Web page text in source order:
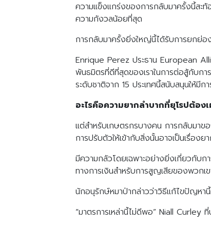
ความแข็งแกร่งของการกลับมาครั้งนี้สะ
ความกังวลน้อยที่สุด
การกลับมาครั้งยิ่งใหญ่นี้ได้รับการยกย่อ
Enrique Perez ประธาน European
พันธมิตรที่ดีที่สุดของเราในการต่อสู้กับก
ระดับชาติจาก 15 ประเทศนี้สนับสนุนให้มี
อะไรคือความยากลำบากที่ยุโรปต้อ
แต่สำหรับเกษตรกรบางคน การกลับมา
การปรับตัวให้เข้ากับสิ่งนั้นอาจเป็นเรื่องย
มีความกลัวโดยเฉพาะอย่างยิ่งเกี่ยวกับ
ทางการเงินสำหรับการสูญเสียของพวก
นักอนุรักษ์หมาป่ากล่าวว่าวิธีแก้ไขปัญหา
“มาตรการเหล่านี้ไม่ดีพอ” Niall